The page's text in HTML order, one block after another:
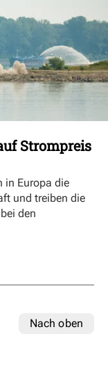
Strompreis
in Europa die
und treiben die
den
Nach oben